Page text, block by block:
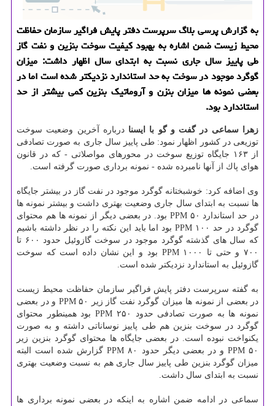
به گزارش پرسی بلاگ سرپرست دفتر پایش فراگیر سازمان حفاظت
محیط زیست ضمن اشاره به بهبود كیفیت سوخت بنزین و نفت گاز
طی پاییز سال جاری نسبت به ابتدای سال اظهار داشت: میزان
گوگرد موجود در سوخت به حد استاندارد نزدیكتر شده است اما در
بعضی نمونه ها میزان بنزن و آروماتیك بنزین كمی بیشتر از حد
استاندارد بود.
زهرا سماعی در گفت و گو با ایسنادرباره آخرین وضعیت سوخت
توزیعی در كشور اظهار نمود: طی پاییز سال جاری به صورت تصادفی
از ۱۶۳ جایگاه توزیع سوخت در محورهای مواصلاتی - كه در قانون
هوای پاك از آنها نامبرده شده - نمونه برداری صورت گرفته است.
وی اضافه كرد: خوشبختانه گوگرد موجود در نفت گاز در بیشتر جایگاه
ها نسبت به ابتدای سال جاری وضعیت بهتری داشت و بیشتر نمونه ها
در حد استاندارد PPM ۵۰ بود. در بعضی دیگر از نمونه ها هم محتوای
گوگرد در حد ۱۰۰ PPM بود اما باید این نكته را در نظر داشته باشیم
كه سال های گذشته گوگرد موجود در سوخت گازوئیل حدود ۶۰۰ تا
۷۰۰ و حتی تا ۱۰۰۰ PPM بود و این نشان داده است كه سوخت
گازوئیل به استاندارد نزدیكتر شده است.
به گفته سرپرست دفتر پایش فراگیر سازمان حفاظت محیط زیست
در بعضی از نمونه ها میزان گوگرد نفت گاز زیر ۵۰ PPM و در بعضی
نمونه ها به صورت تصادفی حدود ۲۵۰ PPM بود همینطور محتوای
گوگرد در سوخت بنزین هم طی پاییز نوساناتی داشته و به صورت
یكنواخت نبوده است. در بعضی جایگاه ها محتوای گوگرد بنزین زیر
۵۰ PPM و در بعضی دیگر حدود ۸۰ PPM گزارش شده است البته
میزان گوگرد بنزین طی پاییز سال جاری هم به نسبت وضعیت بهتری
نسبت به ابتدای سال داشت.
سماعی در ادامه ضمن اشاره به اینكه در بعضی نمونه برداری ها